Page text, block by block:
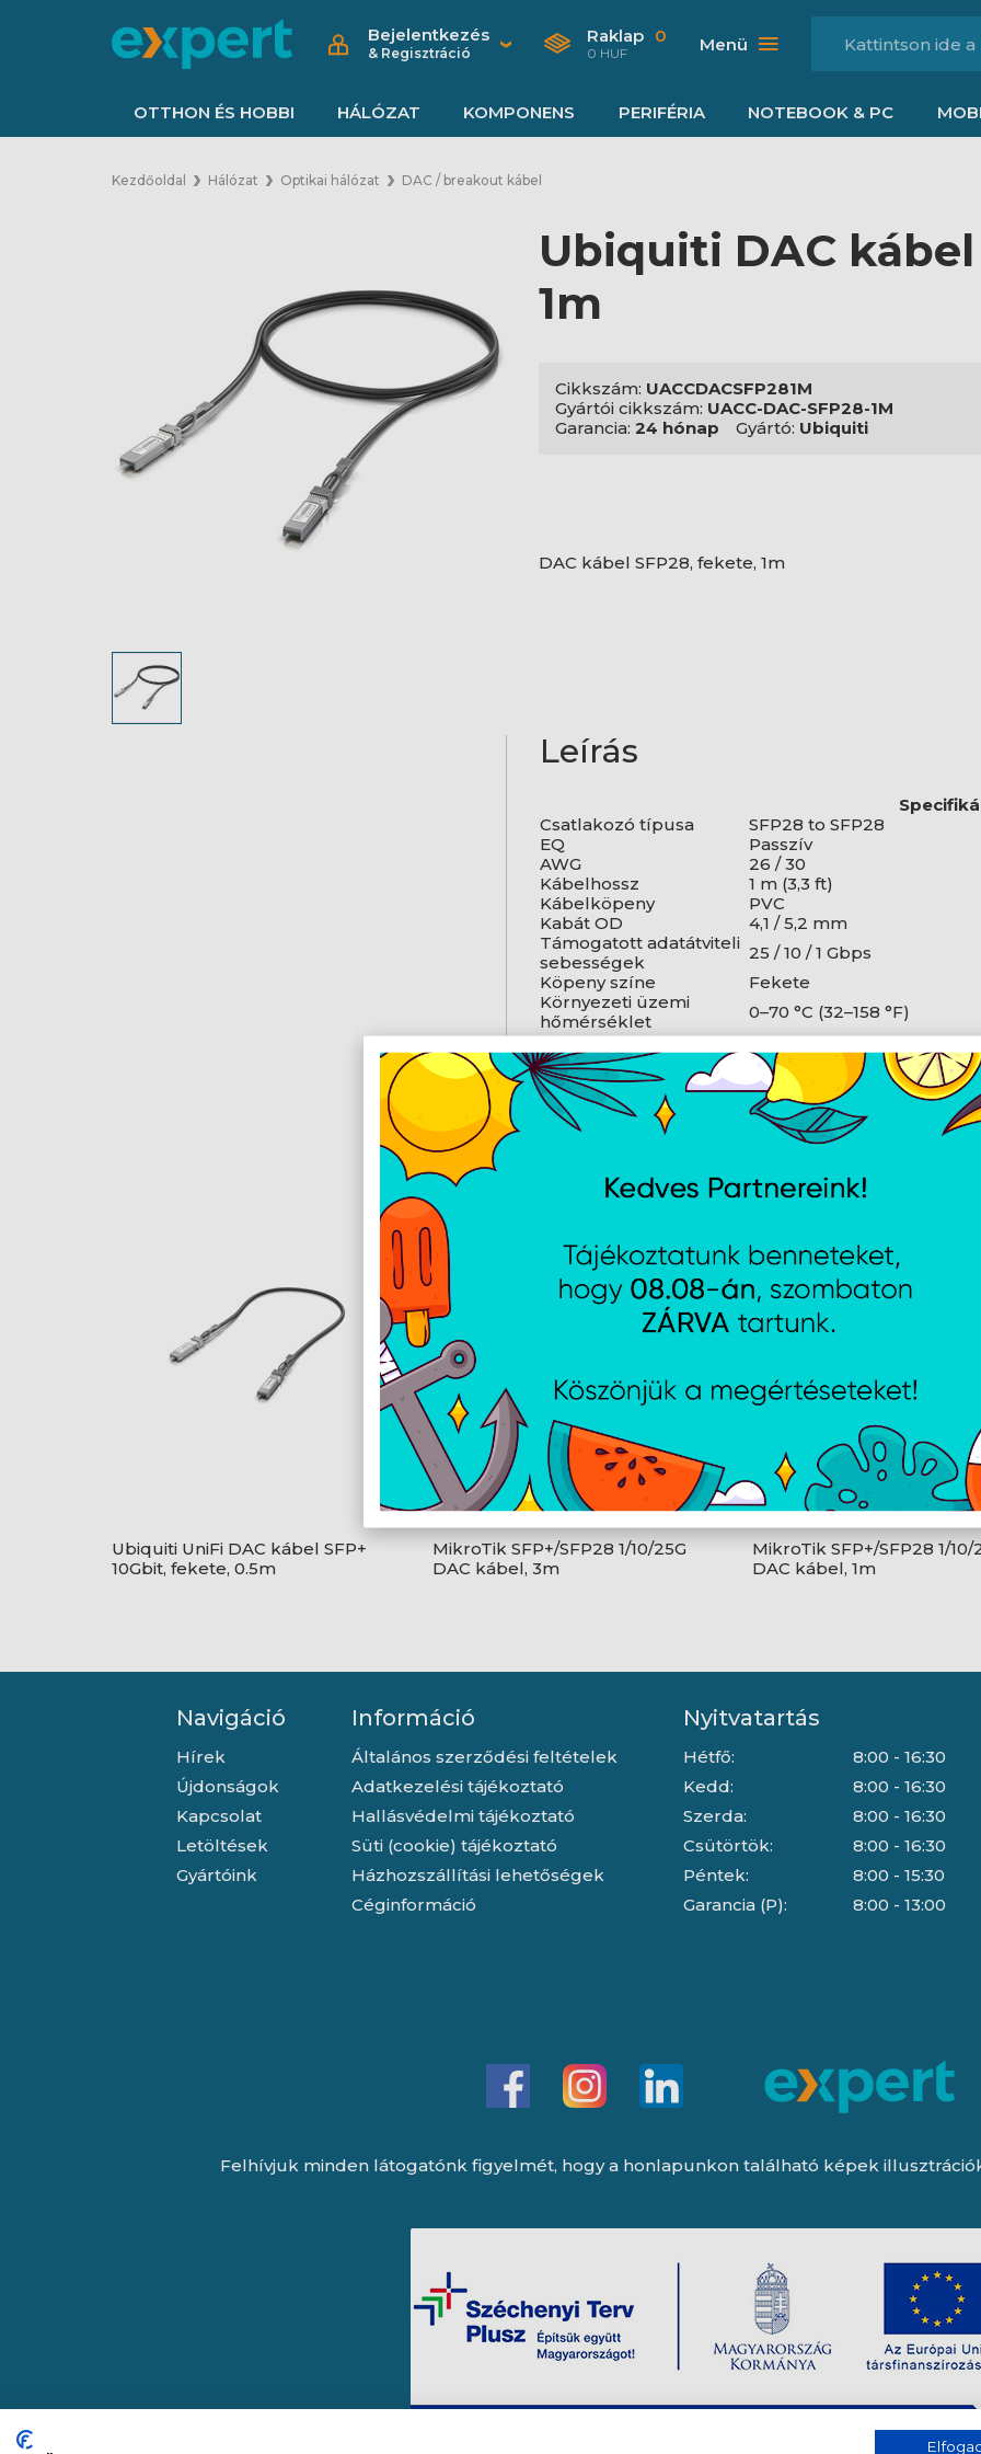
Bejelentkezés
& Regisztráció
Raklap 0
0 HUF Menü
OTTHON ÉS HOBBI HÁLÓZAT KOMPONENS PERIFÉRIA NOTEBOOK & PC
Kezdőoldal Hálózat Optikai hálózat DAC / breakout kábel
Ubiquiti DAC kábel
1m
Cikkszám: UACCDACSFP281M
Gyártói cikkszám: UACC-DAC-SFP28-1M
Garancia: 24 hónap Gyártó: Ubiquiti
DAC kábel SFP28, fekete, 1m
Leírás
Csatlakozó típusa
SFP28 to SFP28
EQ
Passzív
AWG
26 / 30
Kábelhossz
1 m (3,3 ft)
Kábelköpeny
PVC
Kabát OD
4,1 / 5,2 mm
Támogatott adatátviteli
sebességek
25 / 10 / 1 Gbps
Köpeny színe
Fekete
Környezeti üzemi
hőmérséklet
0–70 °C (32–158 °F)
AJÁNLATUNKBÓL
Ubiquiti UniFi DAC kábel SFP+
10Gbit, fekete, 0.5m
MikroTik SFP+/SFP28 1/10/25G
DAC kábel, 3m
MikroTik SFP+/SFP28 1/10/
DAC kábel, 1m
Navigáció
Hírek
Újdonságok
Kapcsolat
Letöltések
Gyártóink
Információ
Általános szerződési feltételek
Adatkezelési tájékoztató
Hallásvédelmi tájékoztató
Süti (cookie) tájékoztató
Házhozszállítási lehetőségek
Céginformáció
Nyitvatartás
Hétfő:
Kedd:
Szerda:
Csütörtök:
Péntek:
Garancia (P):
8:00 - 16:30
8:00 - 16:30
8:00 - 16:30
8:00 - 16:30
8:00 - 15:30
8:00 - 13:00
Felhívjuk minden látogatónk figyelmét, hogy a honlapunkon található képek